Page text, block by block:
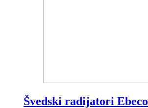
Švedski radijatori Ebeco